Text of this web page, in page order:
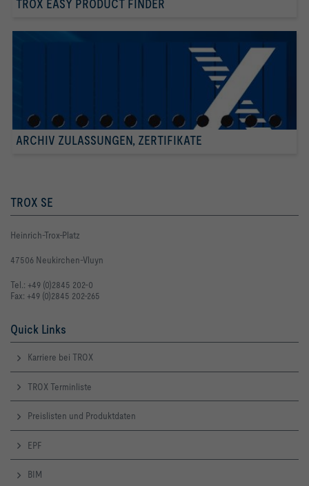
TROX EASY PRODUCT FINDER
ARCHIV ZULASSUNGEN, ZERTIFIKATE
TROX SE
Heinrich-Trox-Platz
47506 Neukirchen-Vluyn
Tel.: +49 (0)2845 202-0
Fax: +49 (0)2845 202-265
Quick Links
Karriere bei TROX
TROX Terminliste
Preislisten und Produktdaten
EPF
BIM